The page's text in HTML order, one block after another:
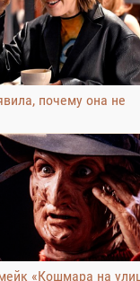
почему она не
«Кошмара на